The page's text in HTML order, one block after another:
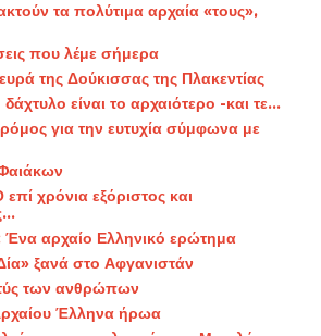
τα πολύτιμα αρχαία «τους»,
που λέμε σήμερα
της Δούκισσας της Πλακεντίας
είναι το αρχαιότερο -και τε...
για την ευτυχία σύμφωνα με
χρόνια εξόριστος και
Ένα αρχαίο Ελληνικό ερώτημα
ξανά στο Αφγανιστάν
των ανθρώπων
Έλληνα ήρωα